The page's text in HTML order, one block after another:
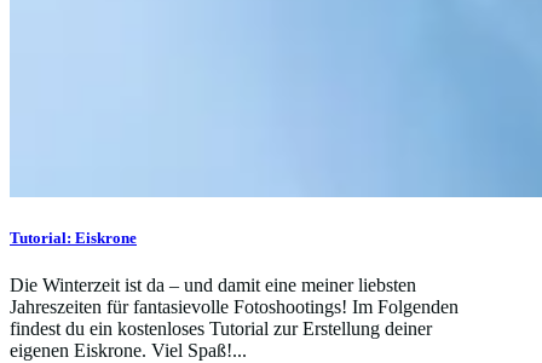
Tutorial: Eiskrone
Die Winterzeit ist da – und damit eine meiner liebsten
Jahreszeiten für fantasievolle Fotoshootings! Im Folgenden
findest du ein kostenloses Tutorial zur Erstellung deiner
eigenen Eiskrone. Viel Spaß!...